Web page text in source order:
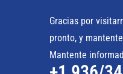
Gracias por
pronto, y
Mantente